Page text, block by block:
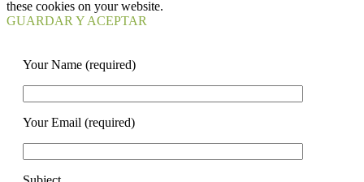
these cookies on your website.
GUARDAR Y ACEPTAR
Your Name (required)
Your Email (required)